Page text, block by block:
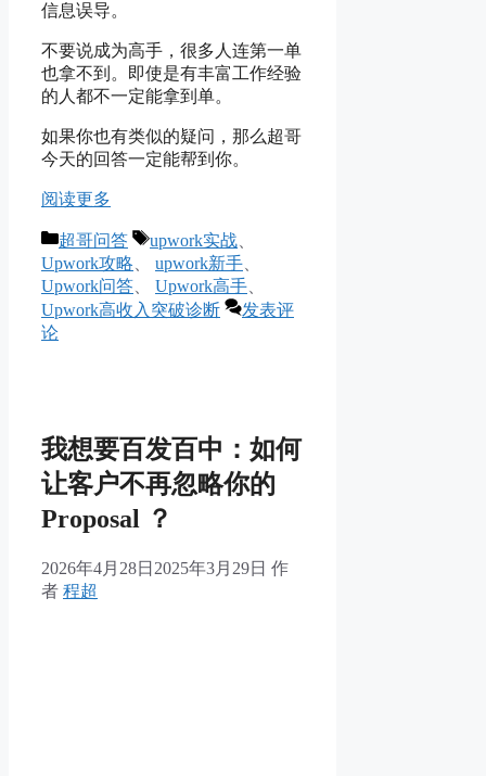
信息误导。
不要说成为高手，很多人连第一单
也拿不到。即使是有丰富工作经验
的人都不一定能拿到单。
如果你也有类似的疑问，那么超哥
今天的回答一定能帮到你。
阅读更多
分
类
超哥问答
标
签
upwork实战
Upwork攻略
upwork新手
Upwork问答
Upwork高手
Upwork高收入突破诊断
发表评
论
我想要百发百中：如何
让客户不再忽略你的
Proposal ？
2026年4月28日 2025年3月29日 作
者 程超